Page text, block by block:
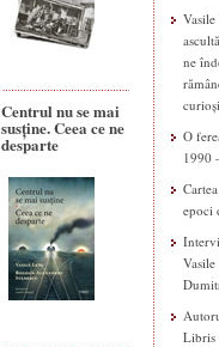
Centrul nu se mai
susține. Ceea ce ne
desparte
ne
O
1990
epoci
Libris